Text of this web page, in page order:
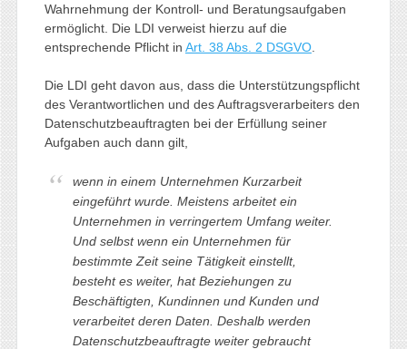
Wahrnehmung der Kontroll- und Beratungsaufgaben
ermöglicht. Die LDI verweist hierzu auf die
entsprechende Pflicht in Art. 38 Abs. 2 DSGVO.
Die LDI geht davon aus, dass die Unterstützungspflicht
des Verantwortlichen und des Auftragsverarbeiters den
Datenschutzbeauftragten bei der Erfüllung seiner
Aufgaben auch dann gilt,
wenn in einem Unternehmen Kurzarbeit
eingeführt wurde. Meistens arbeitet ein
Unternehmen in verringertem Umfang weiter.
Und selbst wenn ein Unternehmen für
bestimmte Zeit seine Tätigkeit einstellt,
besteht es weiter, hat Beziehungen zu
Beschäftigten, Kundinnen und Kunden und
verarbeitet deren Daten. Deshalb werden
Datenschutzbeauftragte weiter gebraucht